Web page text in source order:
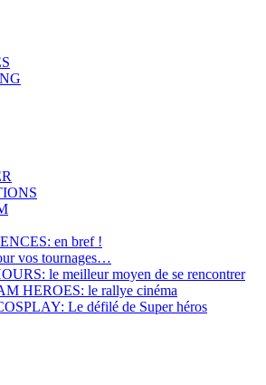
en bref !
vos tournages…
le meilleur moyen de se rencontrer
HEROES: le rallye cinéma
Le défilé de Super héros